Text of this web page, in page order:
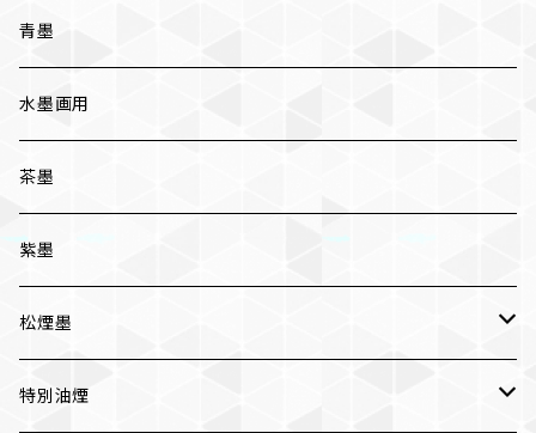
三ツ星
五ツ星
かな用
写経用
条幅用
一般実用
青墨
水墨画用
茶墨
紫墨
松煙墨
いきまつ
特別油煙